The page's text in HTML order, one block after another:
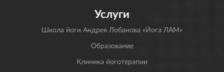
Услуги
Школа йоги Андрея Лобанова «Йога ЛАМ»
Образование
Клиника йоготерапии